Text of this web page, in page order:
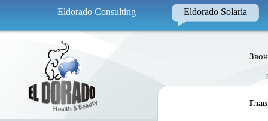
Eldorado Consulting Eldorado Solaria